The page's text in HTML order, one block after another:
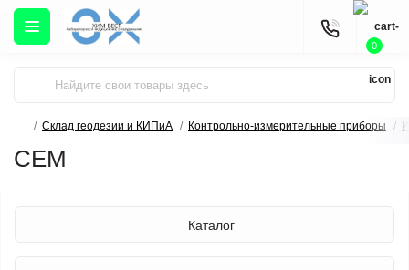
0
Склад геодезии и КИПиА Контрольно-измерительные приборы
CEM
Каталог